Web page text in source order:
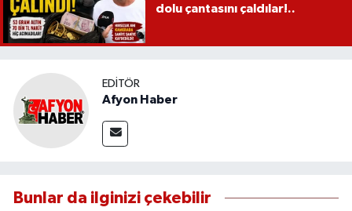
dolu çantasını çaldılar!..
EDITÖR
Afyon Haber
Bunlar da ilginizi çekebilir